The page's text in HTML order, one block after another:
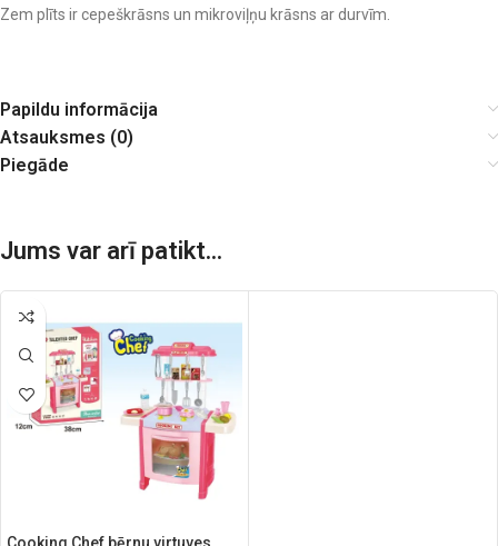
Zem plīts ir cepeškrāsns un mikroviļņu krāsns ar durvīm.
Papildu informācija
Atsauksmes (0)
Piegāde
Jums var arī patikt...